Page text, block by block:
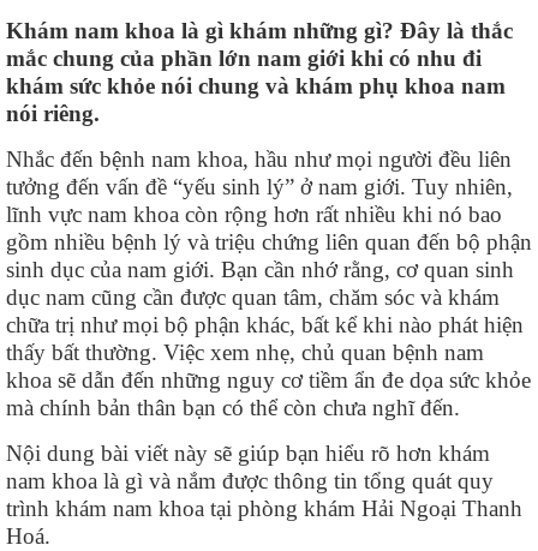
Khám nam khoa là gì khám những gì? Đây là thắc
mắc chung của phần lớn nam giới khi có nhu đi
khám sức khỏe nói chung và khám phụ khoa nam
nói riêng.
Nhắc đến bệnh nam khoa, hầu như mọi người đều liên
tưởng đến vấn đề “yếu sinh lý” ở nam giới. Tuy nhiên,
lĩnh vực nam khoa còn rộng hơn rất nhiều khi nó bao
gồm nhiều bệnh lý và triệu chứng liên quan đến bộ phận
sinh dục của nam giới. Bạn cần nhớ rằng, cơ quan sinh
dục nam cũng cần được quan tâm, chăm sóc và khám
chữa trị như mọi bộ phận khác, bất kể khi nào phát hiện
thấy bất thường. Việc xem nhẹ, chủ quan bệnh nam
khoa sẽ dẫn đến những nguy cơ tiềm ẩn đe dọa sức khỏe
mà chính bản thân bạn có thể còn chưa nghĩ đến.
Nội dung bài viết này sẽ giúp bạn hiểu rõ hơn khám
nam khoa là gì và nắm được thông tin tổng quát quy
trình khám nam khoa tại phòng khám Hải Ngoại Thanh
Hoá.